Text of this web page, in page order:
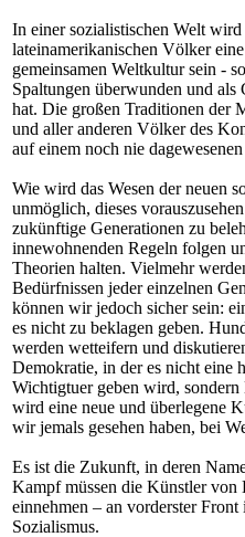
In einer sozialistischen Welt
lateinamerikanischen Völker
gemeinsamen Weltkultur sein -
Spaltungen überwunden und als
hat. Die großen Traditionen der
und aller anderen Völker des
auf einem noch nie
Wie wird das Wesen der neuen
unmöglich, dieses
zukünftige Generationen zu
innewohnenden Regeln folgen
Theorien halten. Vielmehr
Bedürfnissen jeder einzelnen
können wir jedoch sicher sein:
es nicht zu beklagen geben.
werden wetteifern und
Demokratie, in der es nicht eine
Wichtigtuer geben wird,
wird eine neue und überlegene
wir jemals gesehen haben, bei
Es ist die Zukunft, in deren
Kampf müssen die Künstler von
einnehmen – an vorderster
Sozialismus.